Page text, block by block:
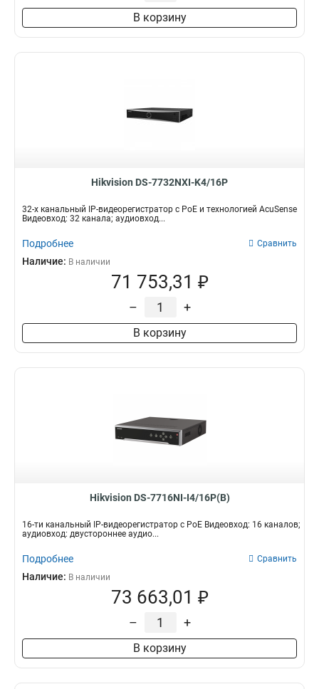
В корзину
Hikvision DS-7732NXI-K4/16P
32-х канальный IP-видеорегистратор с PoE и технологией AcuSense
Видеовход: 32 канала; аудиовход...
Подробнее Сравнить
Наличие: В наличии
71 753,31 ₽
– +
В корзину
Hikvision DS-7716NI-I4/16P(B)
16-ти канальный IP-видеорегистратор c PoE Видеовход: 16 каналов;
аудиовход: двустороннее аудио...
Подробнее Сравнить
Наличие: В наличии
73 663,01 ₽
– +
В корзину